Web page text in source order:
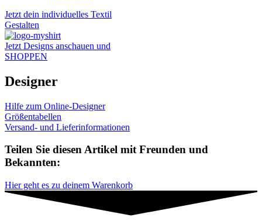
Jetzt dein individuelles Textil
Gestalten
Jetzt Designs anschauen und
SHOPPEN
Designer
Hilfe zum Online-Designer
Größentabellen
Versand- und Lieferinformationen
Teilen Sie diesen Artikel mit Freunden und
Bekannten:
Hier geht es zu deinem Warenkorb